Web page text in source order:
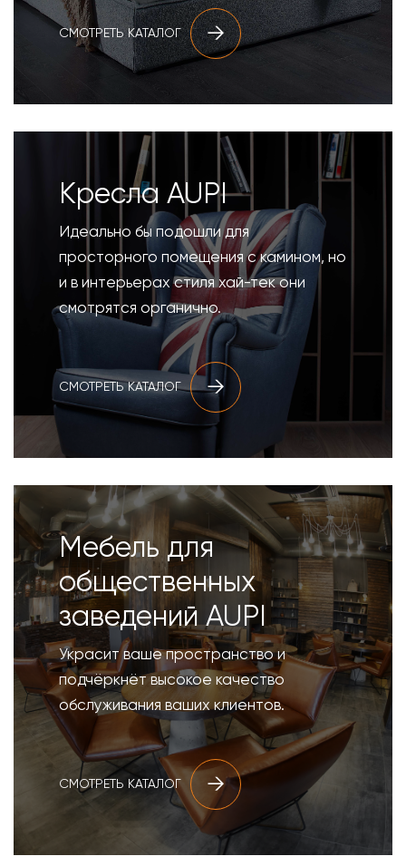
СМОТРЕТЬ КАТАЛОГ
Кресла AUPI
Идеально бы подошли для
просторного помещения с камином, но
и в интерьерах стиля хай-тек они
смотрятся органично.
СМОТРЕТЬ КАТАЛОГ
Мебель для
общественных
заведений AUPI
Украсит ваше пространство и
подчёркнёт высокое качество
обслуживания ваших клиентов.
СМОТРЕТЬ КАТАЛОГ